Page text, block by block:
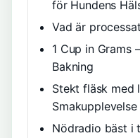
för Hundens
Vad är
1 Cup in Grams
Bakning
Stekt fläsk med
Smakupplevelse
Nödradio bäst i